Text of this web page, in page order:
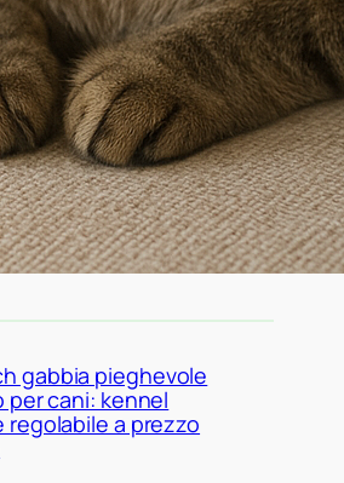
XL per cani
materassino
lavabile ideale per
gabbia pieghevole
per cani: kennel
regolabile a prezzo